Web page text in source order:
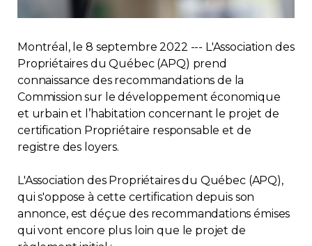
Médias
FAQ
Contact
Montréal, le 8 septembre 2022 --- L'Association des
Propriétaires du Québec (APQ) prend
connaissance des recommandations de la
Commission sur le développement économique
et urbain et l’habitation concernant le projet de
certification Propriétaire responsable et de
registre des loyers.
L'Association des Propriétaires du Québec (APQ),
qui s'oppose à cette certification depuis son
annonce, est déçue des recommandations émises
qui vont encore plus loin que le projet de